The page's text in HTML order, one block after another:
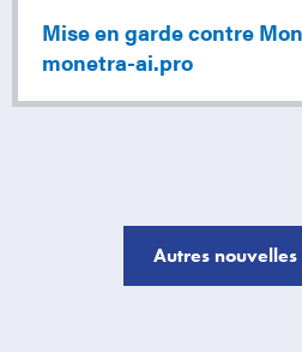
Mise en garde contre
monetra-ai.pro
Autres